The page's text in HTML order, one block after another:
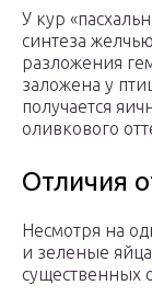
У кур
синтеза
разложения
заложена у
получается
оливкового
Отличия
Несмотря на
и зеленые
существенных